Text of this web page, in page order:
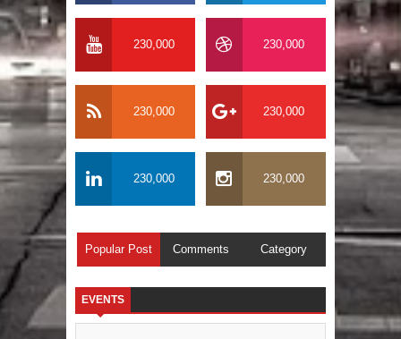
230,000 230,000
230,000 230,000
230,000 230,000
Popular Post Comments Category
EVENTS